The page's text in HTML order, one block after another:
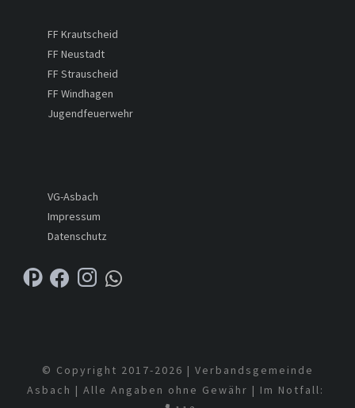
FF Krautscheid
FF Neustadt
FF Strauscheid
FF Windhagen
Jugendfeuerwehr
VG-Asbach
Impressum
Datenschutz
© Copyright 2017-2026 | Verbandsgemeinde
Asbach | Alle Angaben ohne Gewähr | Im Notfall: